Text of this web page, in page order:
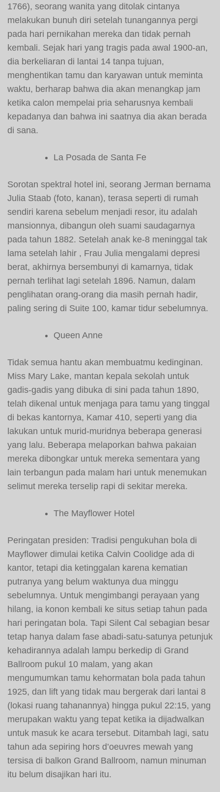
1766), seorang wanita yang ditolak cintanya
melakukan bunuh diri setelah tunangannya pergi
pada hari pernikahan mereka dan tidak pernah
kembali. Sejak hari yang tragis pada awal 1900-an,
dia berkeliaran di lantai 14 tanpa tujuan,
menghentikan tamu dan karyawan untuk meminta
waktu, berharap bahwa dia akan menangkap jam
ketika calon mempelai pria seharusnya kembali
kepadanya dan bahwa ini saatnya dia akan berada
di sana.
La Posada de Santa Fe
Sorotan spektral hotel ini, seorang Jerman bernama
Julia Staab (foto, kanan), terasa seperti di rumah
sendiri karena sebelum menjadi resor, itu adalah
mansionnya, dibangun oleh suami saudagarnya
pada tahun 1882. Setelah anak ke-8 meninggal tak
lama setelah lahir , Frau Julia mengalami depresi
berat, akhirnya bersembunyi di kamarnya, tidak
pernah terlihat lagi setelah 1896. Namun, dalam
penglihatan orang-orang dia masih pernah hadir,
paling sering di Suite 100, kamar tidur sebelumnya.
Queen Anne
Tidak semua hantu akan membuatmu kedinginan.
Miss Mary Lake, mantan kepala sekolah untuk
gadis-gadis yang dibuka di sini pada tahun 1890,
telah dikenal untuk menjaga para tamu yang tinggal
di bekas kantornya, Kamar 410, seperti yang dia
lakukan untuk murid-muridnya beberapa generasi
yang lalu. Beberapa melaporkan bahwa pakaian
mereka dibongkar untuk mereka sementara yang
lain terbangun pada malam hari untuk menemukan
selimut mereka terselip rapi di sekitar mereka.
The Mayflower Hotel
Peringatan presiden: Tradisi pengukuhan bola di
Mayflower dimulai ketika Calvin Coolidge ada di
kantor, tetapi dia ketinggalan karena kematian
putranya yang belum waktunya dua minggu
sebelumnya. Untuk mengimbangi perayaan yang
hilang, ia konon kembali ke situs setiap tahun pada
hari peringatan bola. Tapi Silent Cal sebagian besar
tetap hanya dalam fase abadi-satu-satunya petunjuk
kehadirannya adalah lampu berkedip di Grand
Ballroom pukul 10 malam, yang akan
mengumumkan tamu kehormatan bola pada tahun
1925, dan lift yang tidak mau bergerak dari lantai 8
(lokasi ruang tahanannya) hingga pukul 22:15, yang
merupakan waktu yang tepat ketika ia dijadwalkan
untuk masuk ke acara tersebut. Ditambah lagi, satu
tahun ada sepiring hors d’oeuvres mewah yang
tersisa di balkon Grand Ballroom, namun minuman
itu belum disajikan hari itu.